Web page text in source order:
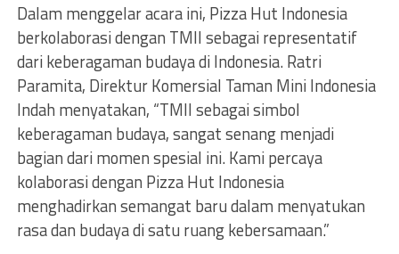
Dalam menggelar acara ini, Pizza Hut Indonesia
berkolaborasi dengan TMII sebagai representatif
dari keberagaman budaya di Indonesia. Ratri
Paramita, Direktur Komersial Taman Mini Indonesia
Indah menyatakan, “TMII sebagai simbol
keberagaman budaya, sangat senang menjadi
bagian dari momen spesial ini. Kami percaya
kolaborasi dengan Pizza Hut Indonesia
menghadirkan semangat baru dalam menyatukan
rasa dan budaya di satu ruang kebersamaan.”